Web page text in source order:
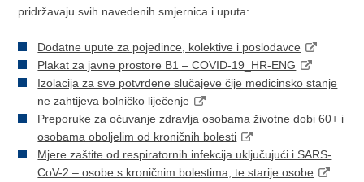
pridržavaju svih navedenih smjernica i uputa:
Dodatne upute za pojedince, kolektive i poslodavce
Plakat za javne prostore B1 – COVID-19_HR-ENG
Izolacija za sve potvrđene slučajeve čije medicinsko stanje
ne zahtijeva bolničko liječenje
Preporuke za očuvanje zdravlja osobama životne dobi 60+ i
osobama oboljelim od kroničnih bolesti
Mjere zaštite od respiratornih infekcija uključujući i SARS-
CoV-2 – osobe s kroničnim bolestima, te starije osobe